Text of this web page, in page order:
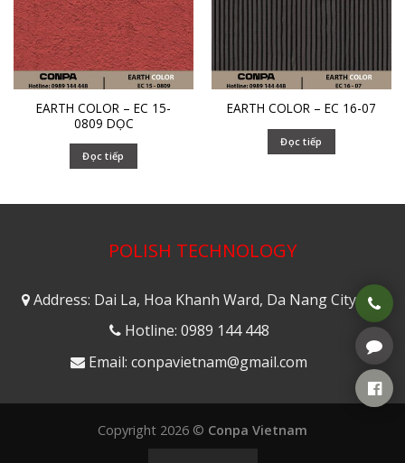
EARTH COLOR – EC 15-
0809 DỌC
Đọc tiếp
EARTH COLOR – EC 16-07
Đọc tiếp
POLISH TECHNOLOGY
Address: Dai La, Hoa Khanh Ward, Da Nang City
Hotline: 0989 144 448
Email: conpavietnam@gmail.com
Copyright 2026 © Conpa Vietnam